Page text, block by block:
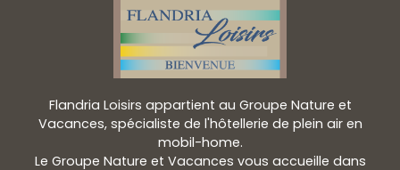
Flandria Loisirs appartient au Groupe Nature et
Vacances, spécialiste de l'hôtellerie de plein air en
mobil-home.
Le Groupe Nature et Vacances vous accueille dans